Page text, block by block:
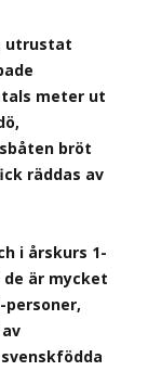
utrustat
meter ut
bröt
räddas av
i årskurs 1-
är mycket